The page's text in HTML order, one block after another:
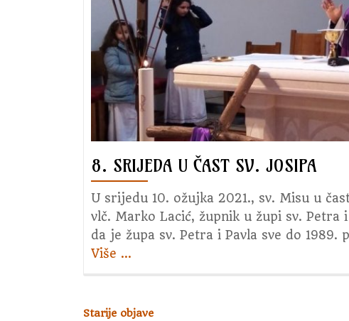
8. SRIJEDA U ČAST SV. JOSIPA
U srijedu 10. ožujka 2021., sv. Misu u
vlč. Marko Lacić, župnik u župi sv.
da je župa sv. Petra i Pavla sve do 1989.
Više about
u
…
Starije objave